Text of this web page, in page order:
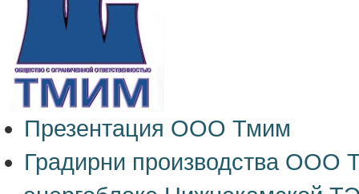
Презентация ООО Тмим
Градирни производства